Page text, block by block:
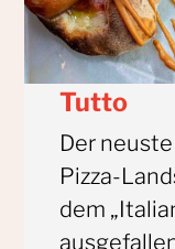
Tutto
Der
Pizza-
dem